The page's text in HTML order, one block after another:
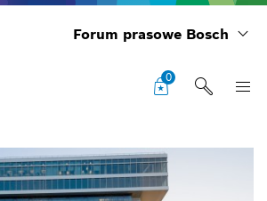
Forum prasowe Bosch
0